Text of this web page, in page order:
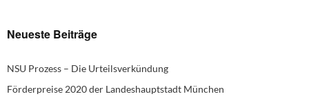
Neueste Beiträge
NSU Prozess – Die Urteilsverkündung
Förderpreise 2020 der Landeshauptstadt München